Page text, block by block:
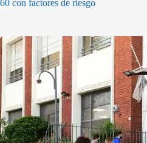
60 con factores de riesgo